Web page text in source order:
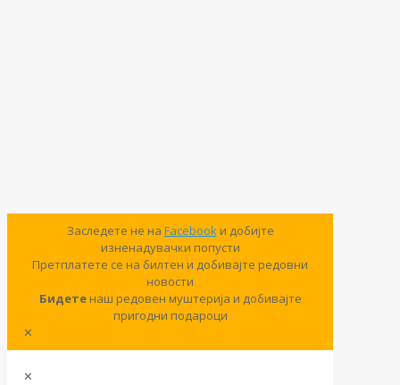
Заследете не на Facebookи добијте
изненадувачки попусти
Претплатете се на билтен и добивајте редовни
новости
Бидетенаш редовен муштерија и добивајте
пригодни подароци
✕
✕